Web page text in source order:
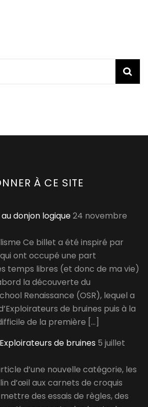
À CE SITE
donjon logique24 novembre
Ce billet a été inspiré par
ont occupé une part
temps libres (et donc de ma vie)
la découverte du
Renaissance (OSR), lequel a
de bruines puis à la
de la première […]
de bruines 5 juillet
d’une nouvelle catégorie, les
d’œil aux carnets de croquis
des essais de règles, des